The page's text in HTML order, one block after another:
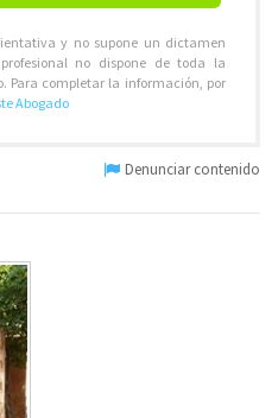
y no supone un dictamen
no dispone de toda la
Para completar la información, por
Abogado
Denunciar contenido